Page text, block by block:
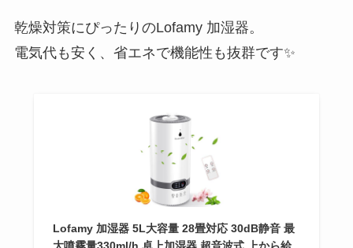
乾燥対策にぴったりのLofamy 加湿器。
電気代も安く、省エネで機能性も抜群です✨
Lofamy 加湿器 5L大容量 28畳対応 30dB静音 最